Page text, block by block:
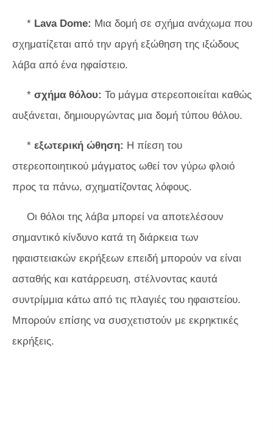
* Lava Dome: Μια δομή σε σχήμα ανάχωμα που
σχηματίζεται από την αργή εξώθηση της ιξώδους
λάβα από ένα ηφαίστειο.
* σχήμα θόλου: Το μάγμα στερεοποιείται καθώς
αυξάνεται, δημιουργώντας μια δομή τύπου θόλου.
* εξωτερική ώθηση: Η πίεση του
στερεοποιητικού μάγματος ωθεί τον γύρω φλοιό
προς τα πάνω, σχηματίζοντας λόφους.
Οι θόλοι της λάβα μπορεί να αποτελέσουν
σημαντικό κίνδυνο κατά τη διάρκεια των
ηφαιστειακών εκρήξεων επειδή μπορούν να είναι
ασταθής και κατάρρευση, στέλνοντας καυτά
συντρίμμια κάτω από τις πλαγιές του ηφαιστείου.
Μπορούν επίσης να συσχετιστούν με εκρηκτικές
εκρήξεις.